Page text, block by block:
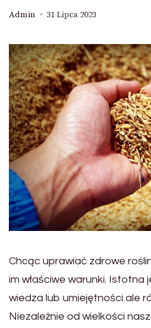
Admin 31 Lipca 2023
Chcąc uprawiać zdrowe
im właściwe warunki. Istotna
wiedza lub umiejętności ale
Niezależnie od wielkości